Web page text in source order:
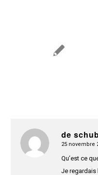
de
dit
25 novembre
Qu’est ce
Je regardais